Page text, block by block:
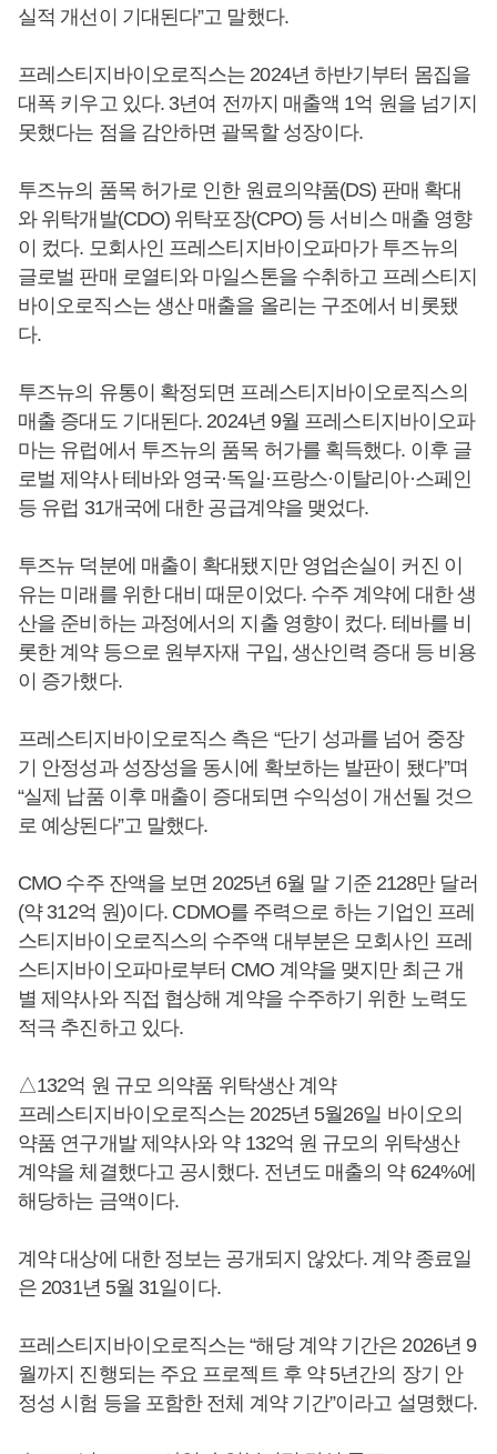
실적 개선이 기대된다”고 말했다.
프레스티지바이오로직스는 2024년 하반기부터 몸집을
대폭 키우고 있다. 3년여 전까지 매출액 1억 원을 넘기지
못했다는 점을 감안하면 괄목할 성장이다.
투즈뉴의 품목 허가로 인한 원료의약품(DS) 판매 확대
와 위탁개발(CDO) 위탁포장(CPO) 등 서비스 매출 영향
이 컸다. 모회사인 프레스티지바이오파마가 투즈뉴의
글로벌 판매 로열티와 마일스톤을 수취하고 프레스티지
바이오로직스는 생산 매출을 올리는 구조에서 비롯됐
다.
투즈뉴의 유통이 확정되면 프레스티지바이오로직스의
매출 증대도 기대된다. 2024년 9월 프레스티지바이오파
마는 유럽에서 투즈뉴의 품목 허가를 획득했다. 이후 글
로벌 제약사 테바와 영국·독일·프랑스·이탈리아·스페인
등 유럽 31개국에 대한 공급계약을 맺었다.
투즈뉴 덕분에 매출이 확대됐지만 영업손실이 커진 이
유는 미래를 위한 대비 때문이었다. 수주 계약에 대한 생
산을 준비하는 과정에서의 지출 영향이 컸다. 테바를 비
롯한 계약 등으로 원부자재 구입, 생산인력 증대 등 비용
이 증가했다.
프레스티지바이오로직스 측은 “단기 성과를 넘어 중장
기 안정성과 성장성을 동시에 확보하는 발판이 됐다”며
“실제 납품 이후 매출이 증대되면 수익성이 개선될 것으
로 예상된다”고 말했다.
CMO 수주 잔액을 보면 2025년 6월 말 기준 2128만 달러
(약 312억 원)이다. CDMO를 주력으로 하는 기업인 프레
스티지바이오로직스의 수주액 대부분은 모회사인 프레
스티지바이오파마로부터 CMO 계약을 맺지만 최근 개
별 제약사와 직접 협상해 계약을 수주하기 위한 노력도
적극 추진하고 있다.
△132억 원 규모 의약품 위탁생산 계약
프레스티지바이오로직스는 2025년 5월26일 바이오의
약품 연구개발 제약사와 약 132억 원 규모의 위탁생산
계약을 체결했다고 공시했다. 전년도 매출의 약 624%에
해당하는 금액이다.
계약 대상에 대한 정보는 공개되지 않았다. 계약 종료일
은 2031년 5월 31일이다.
프레스티지바이오로직스는 “해당 계약 기간은 2026년 9
월까지 진행되는 주요 프로젝트 후 약 5년간의 장기 안
정성 시험 등을 포함한 전체 계약 기간”이라고 설명했다.